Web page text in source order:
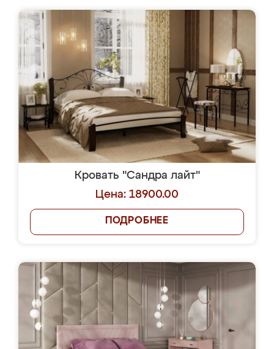
Кровать "Сандра лайт"
Цена: 18900.00
ПОДРОБНЕЕ